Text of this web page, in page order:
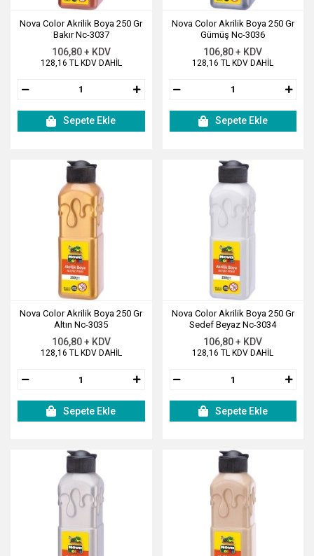
Nova Color Akrilik Boya 250 Gr
Bakır Nc-3037
106,80 + KDV
128,16 TL KDV DAHİL
Sepete Ekle
Nova Color Akrilik Boya 250 Gr
Gümüş Nc-3036
106,80 + KDV
128,16 TL KDV DAHİL
Sepete Ekle
Nova Color Akrilik Boya 250 Gr
Altın Nc-3035
106,80 + KDV
128,16 TL KDV DAHİL
Sepete Ekle
Nova Color Akrilik Boya 250 Gr
Sedef Beyaz Nc-3034
106,80 + KDV
128,16 TL KDV DAHİL
Sepete Ekle